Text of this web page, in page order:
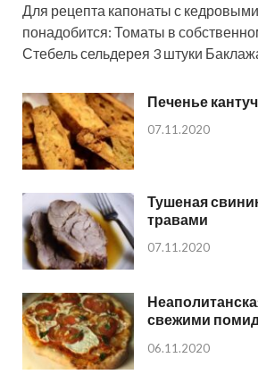
Для рецепта капонаты с
понадобится: Томаты в
Стебель сельдерея 3 штуки
Печенье
07.11.2020
Тушеная
травами
07.11.2020
свежими
06.11.2020